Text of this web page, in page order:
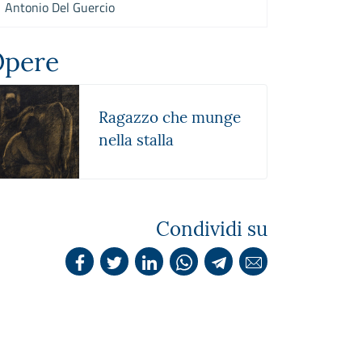
Antonio Del Guercio
Ragazzo che munge
nella stalla
Condividi su